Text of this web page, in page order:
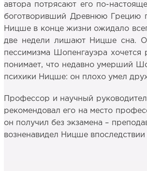
автора потрясают его по-
боготворивший Древнюю Грецию
Ницше в конце жизни ожидало
две недели лишают Ницше сна.
пессимизма Шопенгауэра
понимает, что недавно умерший
психики Ницше: он плохо умел
Профессор и научный
рекомендовал его на место
он получил без экзамена –
возненавидел Ницше